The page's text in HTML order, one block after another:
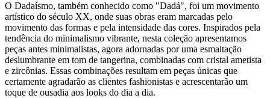
O Dadaísmo, também conhecido como "Dadá", foi um movimento
artístico do século XX, onde suas obras eram marcadas pelo
movimento das formas e pela intensidade das cores. Inspirados pela
tendência do minimalismo vibrante, nesta coleção apresentamos
peças antes minimalistas, agora adornadas por uma esmaltação
deslumbrante em tom de tangerina, combinadas com cristal ametista
e zircônias. Essas combinações resultam em peças únicas que
certamente agradarão as clientes fashionistas e acrescentarão um
toque de ousadia aos looks do dia a dia.